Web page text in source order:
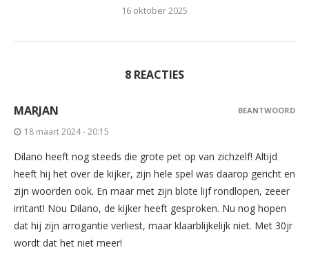
16 oktober 2025
8 REACTIES
MARJAN
18 maart 2024 - 20:15
Dilano heeft nog steeds die grote pet op van zichzelf! Altijd
heeft hij het over de kijker, zijn hele spel was daarop gericht en
zijn woorden ook. En maar met zijn blote lijf rondlopen, zeeer
irritant! Nou Dilano, de kijker heeft gesproken. Nu nog hopen
dat hij zijn arrogantie verliest, maar klaarblijkelijk niet. Met 30jr
wordt dat het niet meer!
BEANTWOORD